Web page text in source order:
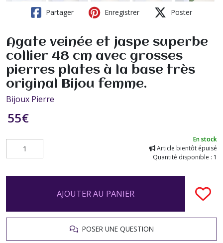
Partager Enregistrer Poster
Agate veinée et jaspe superbe
collier 48 cm avec grosses
pierres plates à la base très
original Bijou femme.
Bijoux Pierre
55€
En stock
Article bientôt épuisé
Quantité disponible : 1
AJOUTER AU PANIER
POSER UNE QUESTION